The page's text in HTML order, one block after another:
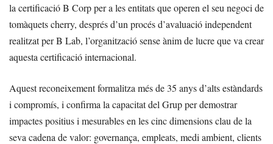
la certificació B Corp per a les entitats que operen el seu negoci de
tomàquets cherry, després d’un procés d’avaluació independent
realitzat per B Lab, l’organització sense ànim de lucre que va crear
aquesta certificació internacional.
Aquest reconeixement formalitza més de 35 anys d’alts estàndards
i compromís, i confirma la capacitat del Grup per demostrar
impactes positius i mesurables en les cinc dimensions clau de la
seva cadena de valor: governança, empleats, medi ambient, clients